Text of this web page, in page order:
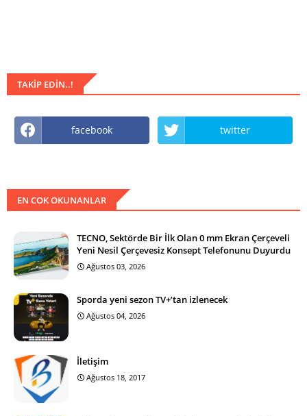
TAKIP EDIN..!
facebook twitter
EN COK OKUNANLAR
TECNO, Sektörde Bir İlk Olan 0 mm Ekran Çerçeveli
Yeni Nesil Çerçevesiz Konsept Telefonunu Duyurdu
Ağustos 03, 2026
Sporda yeni sezon TV+’tan izlenecek
Ağustos 04, 2026
İletişim
Ağustos 18, 2017